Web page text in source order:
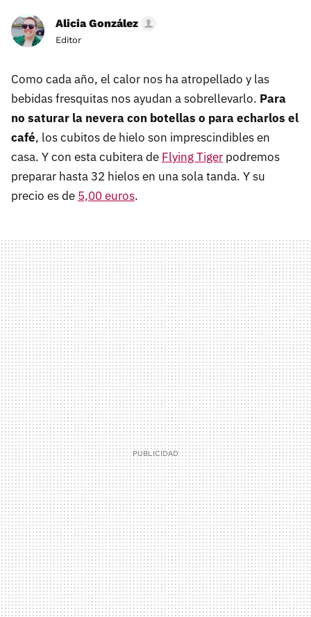
Alicia González
Editor
Como cada año, el calor nos ha atropellado y las
bebidas fresquitas nos ayudan a sobrellevarlo. Para
no saturar la nevera con botellas o para echarlos el
café, los cubitos de hielo son imprescindibles en
casa. Y con esta cubitera de Flying Tiger podremos
preparar hasta 32 hielos en una sola tanda. Y su
precio es de 5,00 euros.